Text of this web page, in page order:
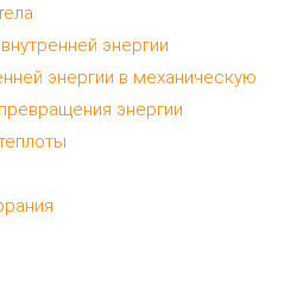
энергии
энергии в механическую
энергии